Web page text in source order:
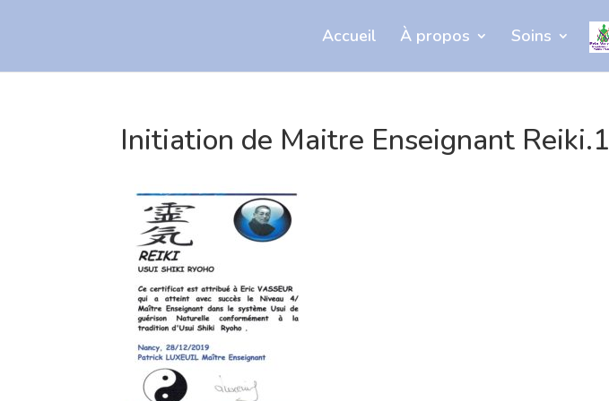
Accueil À propos Soins
Initiation de Maitre Enseignant Reiki.1